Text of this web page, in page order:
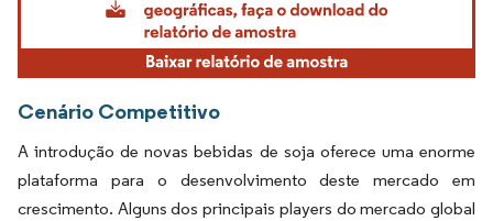
Cenário Competitivo
A introdução de novas bebidas de soja oferece uma enorme
plataforma para o desenvolvimento deste mercado em
crescimento. Alguns dos principais players do mercado global